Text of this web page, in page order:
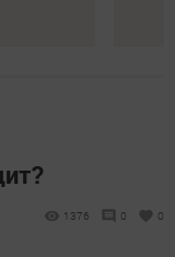
1376 0 0